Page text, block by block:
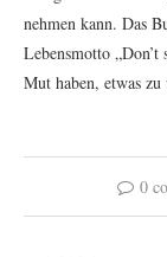
nehmen kann. Das
Lebensmotto „Don’t
Mut haben, etwas zu
0